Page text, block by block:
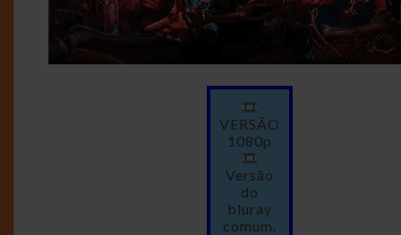
VERSÃO
1080p
Versão
do
bluray
comum.